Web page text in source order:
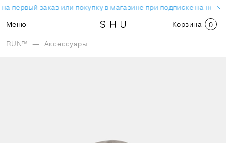
первый заказ или покупку в магазине при подписке на
Меню
Корзина 0
RUN™ — Аксессуары